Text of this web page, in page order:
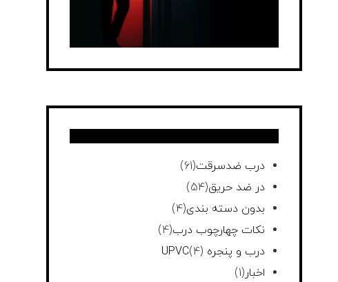
درب ضدسرقت(61)
در ضد حریق(54)
بدون دسته بندی(4)
نکات چهارچوب درب(4)
درب و پنجره UPVC (4)
اخبار(1)